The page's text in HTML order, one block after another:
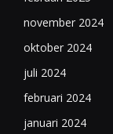
november 2024
oktober 2024
juli 2024
februari 2024
januari 2024